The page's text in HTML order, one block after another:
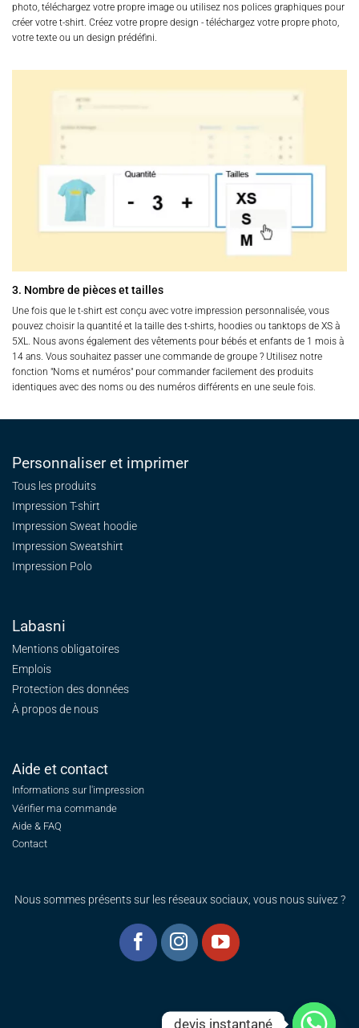
photo, téléchargez votre propre image ou utilisez nos polices graphiques pour
créer votre t-shirt. Créez votre propre design - téléchargez votre propre photo,
votre texte ou un design prédéfini.
3. Nombre de pièces et tailles
Une fois que le t-shirt est conçu avec votre impression personnalisée, vous
pouvez choisir la quantité et la taille des t-shirts, hoodies ou tanktops de XS à
5XL. Nous avons également des vêtements pour bébés et enfants de 1 mois à
14 ans. Vous souhaitez passer une commande de groupe ? Utilisez notre
fonction "Noms et numéros" pour commander facilement des produits
identiques avec des noms ou des numéros différents en une seule fois.
Personnaliser et imprimer
Tous les produits
Impression T-shirt
Impression Sweat hoodie
Impression Sweatshirt
Impression Polo
Labasni
Mentions obligatoires
Emplois
Protection des données
À propos de nous
Aide et contact
Informations sur l'impression
Vérifier ma commande
Aide & FAQ
Contact
Nous sommes présents sur les réseaux sociaux, vous nous suivez ?
devis instantané